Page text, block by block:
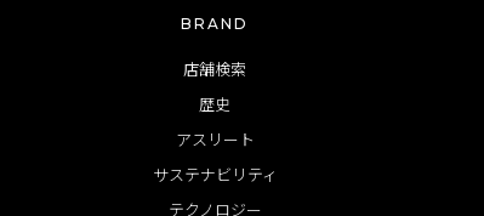
BRAND
店舗検索
歴史
アスリート
サステナビリティ
テクノロジー